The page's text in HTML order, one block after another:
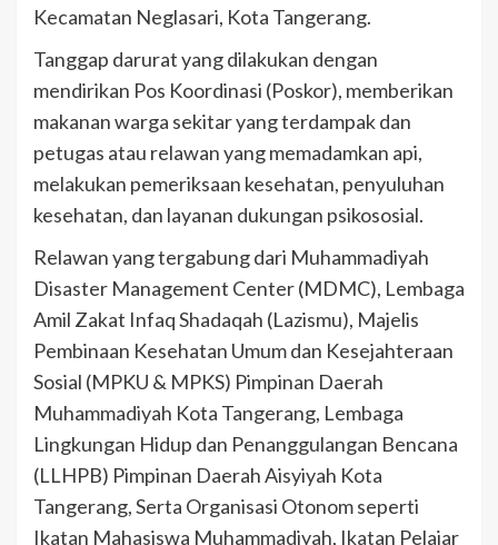
Kecamatan Neglasari, Kota Tangerang.
Tanggap darurat yang dilakukan dengan
mendirikan Pos Koordinasi (Poskor), memberikan
makanan warga sekitar yang terdampak dan
petugas atau relawan yang memadamkan api,
melakukan pemeriksaan kesehatan, penyuluhan
kesehatan, dan layanan dukungan psikososial.
Relawan yang tergabung dari Muhammadiyah
Disaster Management Center (MDMC), Lembaga
Amil Zakat Infaq Shadaqah (Lazismu), Majelis
Pembinaan Kesehatan Umum dan Kesejahteraan
Sosial (MPKU & MPKS) Pimpinan Daerah
Muhammadiyah Kota Tangerang, Lembaga
Lingkungan Hidup dan Penanggulangan Bencana
(LLHPB) Pimpinan Daerah Aisyiyah Kota
Tangerang, Serta Organisasi Otonom seperti
Ikatan Mahasiswa Muhammadiyah, Ikatan Pelajar